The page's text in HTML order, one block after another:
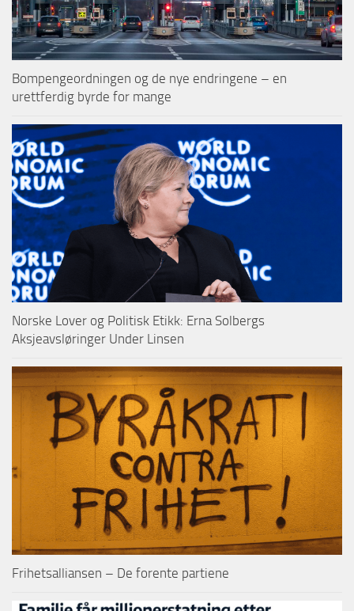
Bompengeordningen og de nye endringene – en
urettferdig byrde for mange
Norske Lover og Politisk Etikk: Erna Solbergs
Aksjeavsløringer Under Linsen
Frihetsalliansen – De forente partiene